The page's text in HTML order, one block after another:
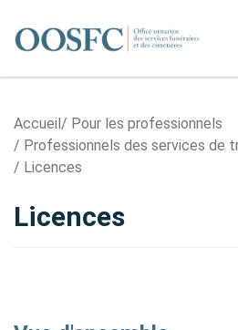
Accueil
Accueil
Pour les professionnels
Professionnels des services de
Licences
Licences